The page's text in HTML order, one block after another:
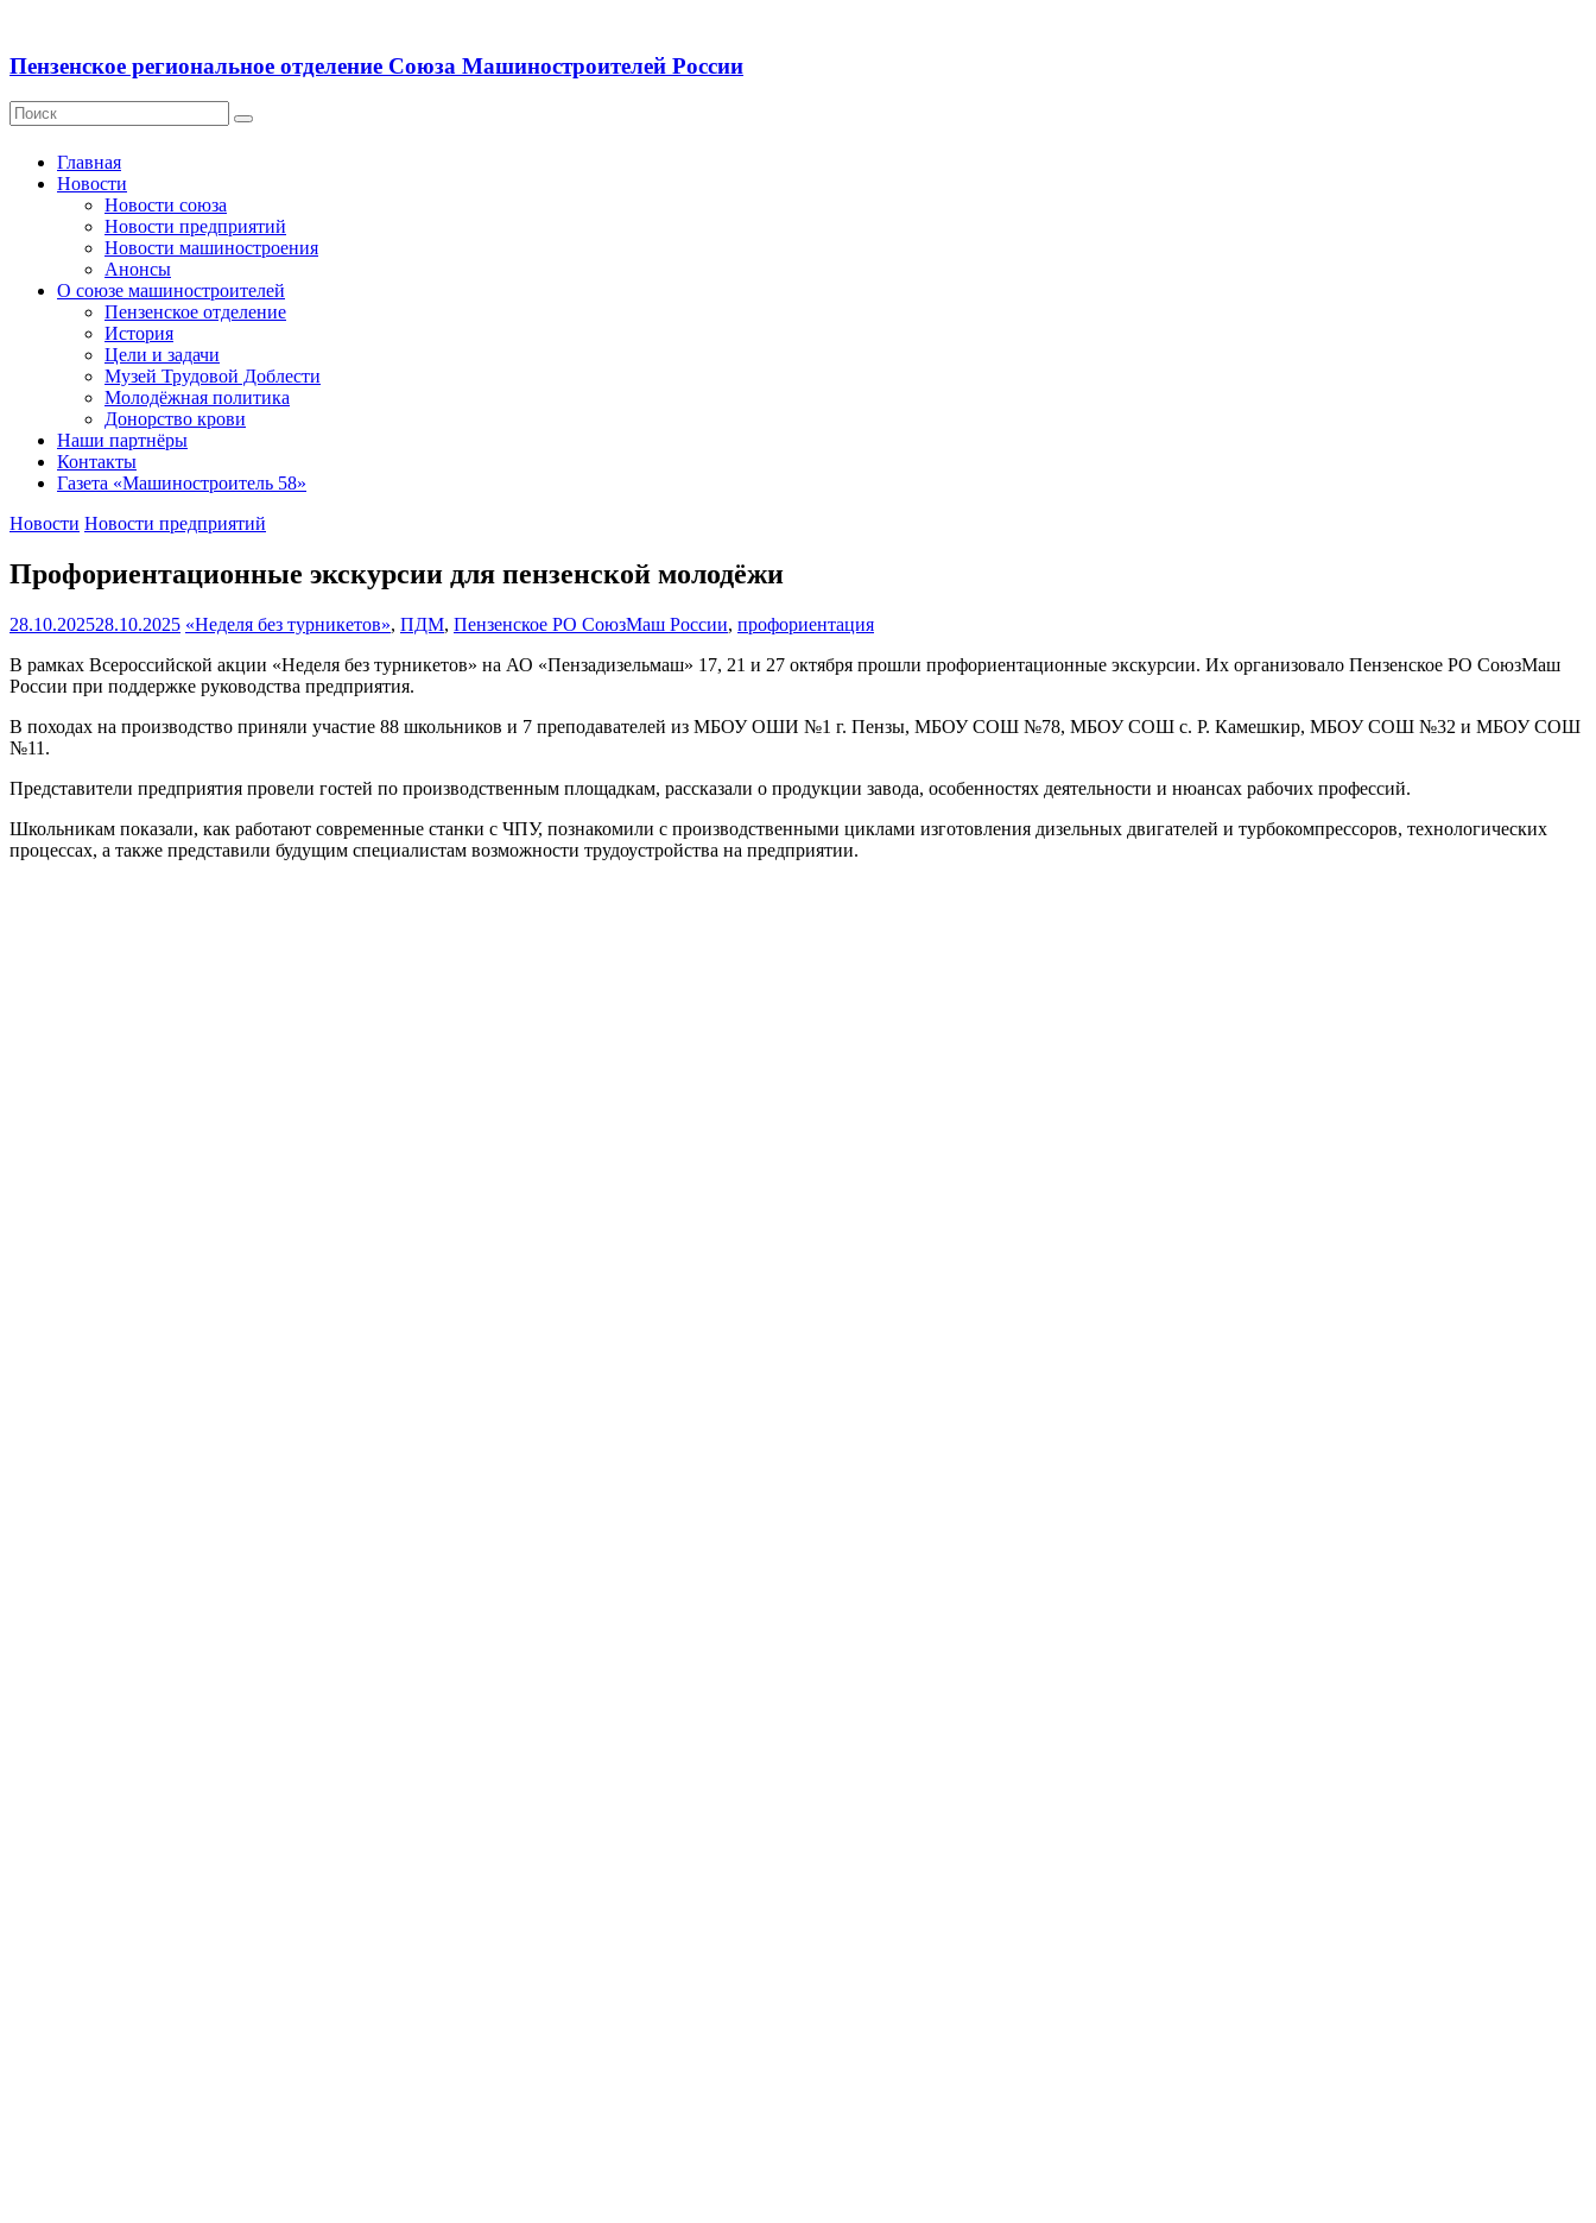
Пензенское региональное отделение Союза Машиностроителей России
Главная
Новости
Новости союза
Новости предприятий
Новости машиностроения
Анонсы
О союзе машиностроителей
Пензенское отделение
История
Цели и задачи
Музей Трудовой Доблести
Молодёжная политика
Донорство крови
Наши партнёры
Контакты
Газета «Машиностроитель 58»
Новости Новости предприятий
Профориентационные экскурсии для пензенской молодёжи
28.10.202528.10.2025 «Неделя без турникетов», ПДМ, Пензенское РО СоюзМаш России, профориентация
В рамках Всероссийской акции «Неделя без турникетов» на АО «Пензадизельмаш» 17, 21 и 27 октября прошли профориентационные экскурсии. Их организовало Пензенское РО СоюзМаш
России при поддержке руководства предприятия.
В походах на производство приняли участие 88 школьников и 7 преподавателей из МБОУ ОШИ №1 г. Пензы, МБОУ СОШ №78, МБОУ СОШ с. Р. Камешкир, МБОУ СОШ №32 и МБОУ СОШ
№11.
Представители предприятия провели гостей по производственным площадкам, рассказали о продукции завода, особенностях деятельности и нюансах рабочих профессий.
Школьникам показали, как работают современные станки с ЧПУ, познакомили с производственными циклами изготовления дизельных двигателей и турбокомпрессоров, технологических
процессах, а также представили будущим специалистам возможности трудоустройства на предприятии.